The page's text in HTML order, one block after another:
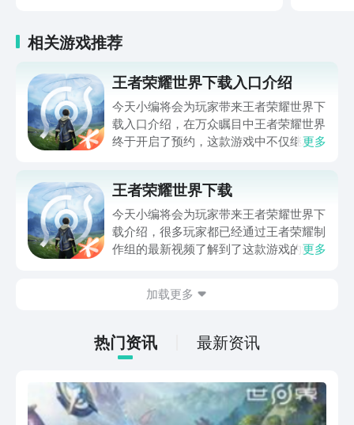
相关游戏推荐
王者荣耀世界下载入口介绍
今天小编将会为玩家带来王者荣耀世界下
载入口介绍，在万众瞩目中王者荣耀世界
终于开启了预约，这款游戏中不仅继承了
玩家能够体验到畅快的战斗体验，同时游
戏中也对很多背景故事进行了进一步的完
善帮助玩家了解角色。
更多
王者荣耀世界下载
今天小编将会为玩家带来王者荣耀世界下
载介绍，很多玩家都已经通过王者荣耀制
作组的最新视频了解到了这款游戏的演示
体验到更加畅快地战斗体验，同时游戏中
更多
加载更多
热门资讯 最新资讯